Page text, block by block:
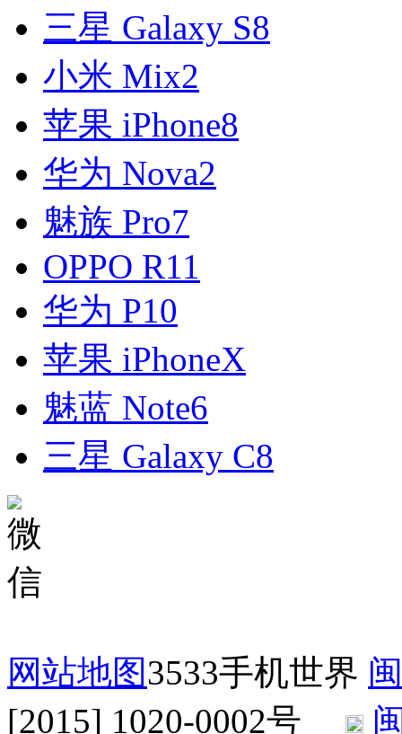
三星 Galaxy S8
小米 Mix2
苹果 iPhone8
华为 Nova2
魅族 Pro7
OPPO R11
华为 P10
苹果 iPhoneX
魅蓝 Note6
三星 Galaxy C8
网站地图3533手机世界
[2015] 1020-0002号